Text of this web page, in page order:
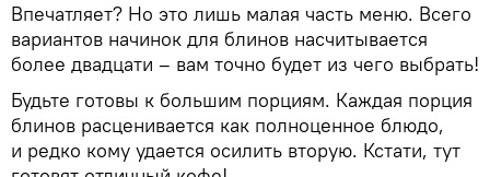
Впечатляет? Но это лишь малая часть меню. Всего
вариантов начинок для блинов насчитывается
более двадцати – вам точно будет из чего выбрать!
Будьте готовы к большим порциям. Каждая порция
блинов расценивается как полноценное блюдо,
и редко кому удается осилить вторую. Кстати, тут